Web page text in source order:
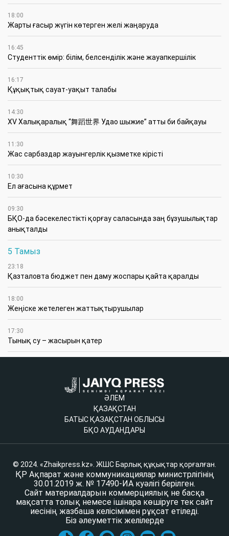
18:00
Жарты ғасыр жүгін көтерген желі жаңаруда
16:45
Студенттік өмір: білім, белсенділік және жауапкершілік
16:17
Құқықтық сауат-уақыт талабы
14:30
XV Халықаралық “舞蹈世界 Удао шыжие” атты би байқауы
11:30
Жас сарбаздар жауынгерлік қызметке кірісті
10:30
Ел ағасына құрмет
09:30
БҚО-да бәсекелестікті қорғау саласында заң бұзушылықтар
анықталды
5 Тамыз
23:18
Қазталовта бюджет пен даму жоспары қайта қаралды
18:00
Жеңіске жетелеген жаттықтырушылар
17:30
Тынық су – жасырын қатер
ӘЛЕМ
ҚАЗАҚСТАН
БАТЫС ҚАЗАҚСТАН ОБЛЫСЫ
БҚО АУДАНДАРЫ
© 2024. «Zhaikpress.kz». ЖШС Барлық құқықтар қорғалған.
ҚР Ақпарат және коммуникациялар министрлігінің
30.01.2019 ж. № 17490-ИА куәлігі берілген.
Сайт материалдарын коммерциялық не басқа
мақсатта толық немесе ішінара көшіруге тек сайт
иесінің жазбаша келісімімен рұқсат етіледі.
Біз әлеуметтік желілерде